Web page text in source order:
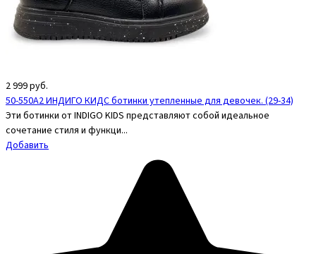
2 999руб.
50-550A2 ИНДИГО КИДС ботинки утепленные для девочек. (29-34)
Эти ботинки от INDIGO KIDS представляют собой идеальное
сочетание стиля и функци...
Добавить